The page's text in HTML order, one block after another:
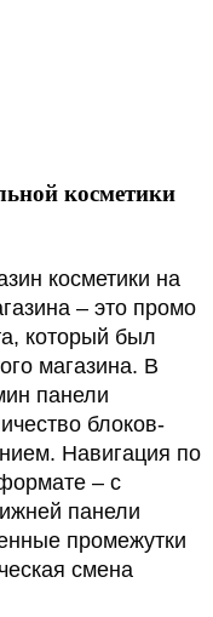
косметики
косметики на
– это промо
который был
магазина. В
панели
блоков-
Навигация по
– с
панели
промежутки
смена